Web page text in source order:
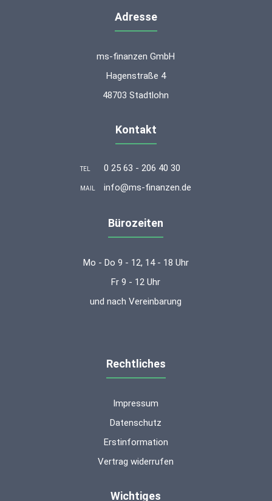
Adresse
ms-finanzen GmbH
Hagenstraße 4
48703 Stadtlohn
Kontakt
TEL 0 25 63 - 206 40 30
MAIL info@ms-finanzen.de
Bürozeiten
Mo - Do 9 - 12, 14 - 18 Uhr
Fr 9 - 12 Uhr
und nach Vereinbarung
Rechtliches
Impressum
Datenschutz
Erstinformation
Vertrag widerrufen
Wichtiges